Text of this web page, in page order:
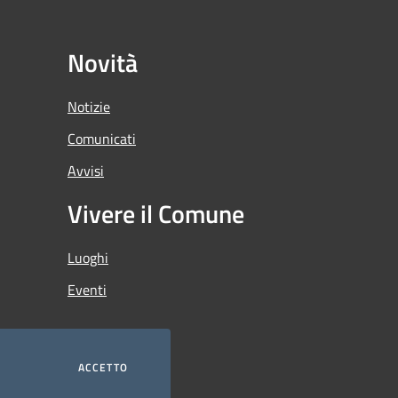
Novità
Notizie
Comunicati
Avvisi
Vivere il Comune
Luoghi
Eventi
ACCETTO